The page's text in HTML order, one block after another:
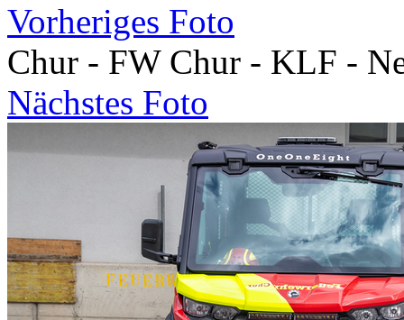
Vorheriges Foto
Chur - FW Chur - KLF -
Nächstes Foto